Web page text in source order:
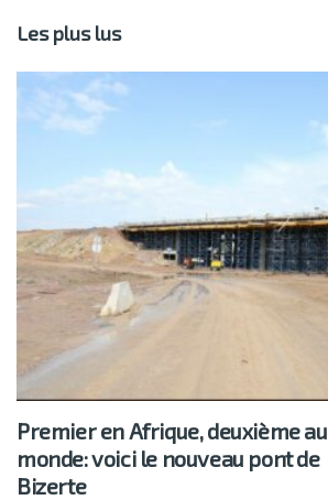
Les plus lus
Premier en Afrique, deuxième au
monde: voici le nouveau pont de
Bizerte